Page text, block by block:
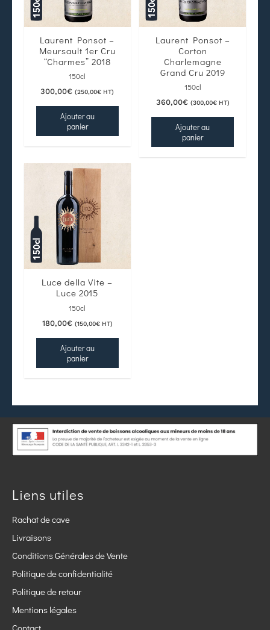
Laurent Ponsot –
Meursault 1er Cru
“Charmes” 2018
150cl
300,00€ (250,00€ HT)
Ajouter au
panier
Laurent Ponsot –
Corton
Charlemagne
Grand Cru 2019
150cl
360,00€ (300,00€HT)
Ajouter au
panier
Luce della Vite –
Luce 2015
150cl
180,00€ (150,00€HT)
Ajouter au
panier
Liens utiles
Rachat de cave
Livraisons
Conditions Générales de Vente
Politique de confidentialité
Politique de retour
Mentions légales